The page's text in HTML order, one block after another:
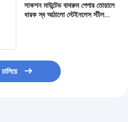
সাকশন মাউন্টেড বাথরুম পেপার তোয়ালে
ধারক স্ব আঠালো স্টেইনলেস স্টীল
চালিয়ে